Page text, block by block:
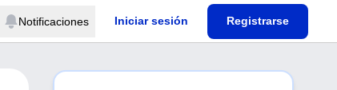
Notificaciones Iniciar sesión Registrarse